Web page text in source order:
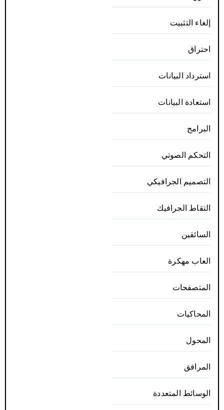
إلغاء التثبيت
احتراق
استرداد البيانات
استعادة البيانات
البرامج
التحكم الصوتي
التصميم الجرافيكي
التقاط الجرافيك
السائقين
العاب مهكرة
المتصفحات
المحاكيات
المحول
المرافق
الوسائط المتعددة